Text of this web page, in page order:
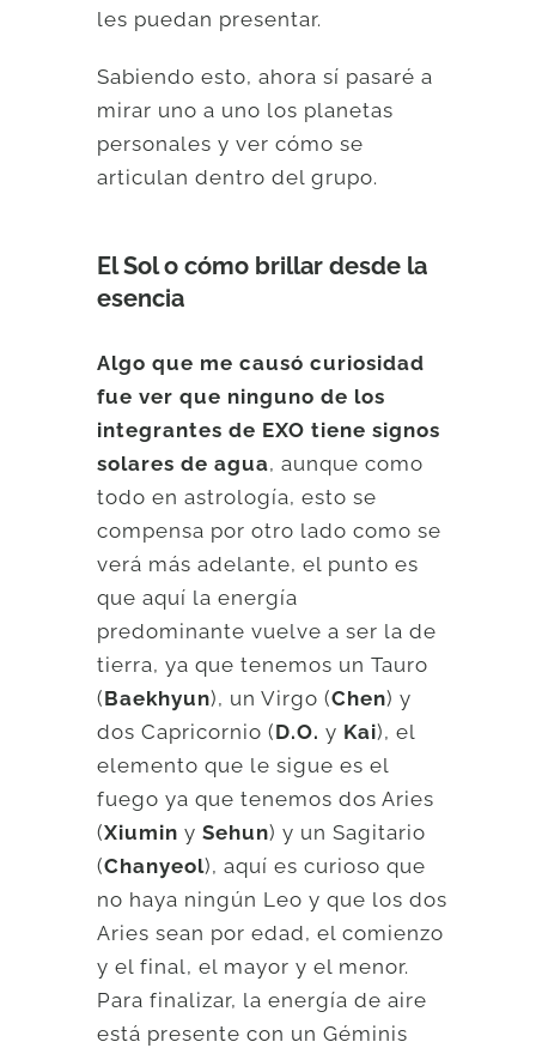
les puedan presentar.
Sabiendo esto, ahora sí pasaré a
mirar uno a uno los planetas
personales y ver cómo se
articulan dentro del grupo.
El Sol o cómo brillar desde la
esencia
Algo que me causó curiosidad
fue ver que ninguno de los
integrantes de EXO tiene signos
solares de agua, aunque como
todo en astrología, esto se
compensa por otro lado como se
verá más adelante, el punto es
que aquí la energía
predominante vuelve a ser la de
tierra, ya que tenemos un Tauro
(Baekhyun), un Virgo (Chen) y
dos Capricornio (D.O. y Kai), el
elemento que le sigue es el
fuego ya que tenemos dos Aries
(Xiumin ySehun) y un Sagitario
(Chanyeol), aquí es curioso que
no haya ningún Leo y que los dos
Aries sean por edad, el comienzo
y el final, el mayor y el menor.
Para finalizar, la energía de aire
está presente con un Géminis